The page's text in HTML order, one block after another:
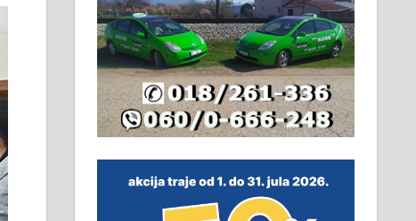
ПОСЛОВНИ ОГЛАСИ
Рудник и флотација Рудник
д.о.о. Рудник запошљава 20
помоћника рудара. Услови:
Основна школа, пожељно
сличним пословима, али не и
неопходан услов. Обезбеђен
смештај, превоз, исхрана.
032/57-41-122 – локал 22